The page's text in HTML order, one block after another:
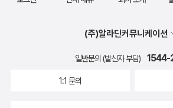
(주)알라딘커뮤니케이션
일반문의 (발신자 부담) 1544-
1:1 문의